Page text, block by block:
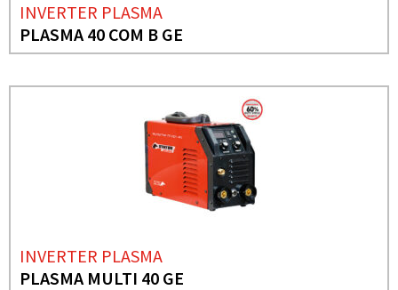
INVERTER PLASMA
PLASMA 40 COM B GE
INVERTER PLASMA
PLASMA MULTI 40 GE